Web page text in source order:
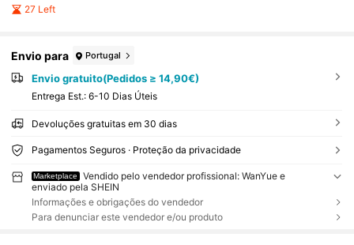
27 Left
Envio para Portugal
Envio gratuito(Pedidos ≥ 14,90€)
Entrega Est.: 6-10 Dias Úteis
Devoluções gratuitas em 30 dias
Pagamentos Seguros · Proteção da privacidade
Marketplace
Vendido pelo vendedor profissional: WanYue e
enviado pela SHEIN
Informações e obrigações do vendedor
Para denunciar este vendedor e/ou produto